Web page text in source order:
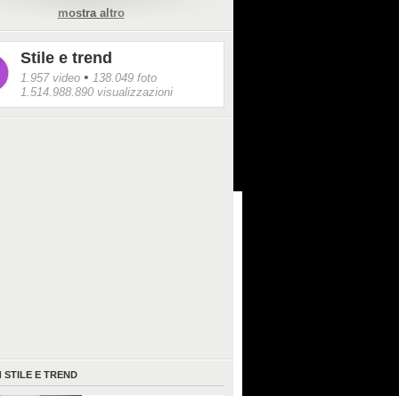
(senza dimenticare contorno occhi e
la protezione solare. Più che eliminare del
sarebbe meglio individuare una
routine adatta al proprio tipo di pelle, di
viso.
mostra altro
Stile e trend
1.957 video • 138.049 foto
1.514.988.890 visualizzazioni
STILE E TREND